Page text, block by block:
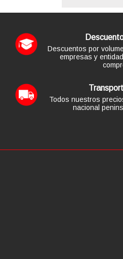
Descuentos por
empresas y
Todos nuestros
nacional